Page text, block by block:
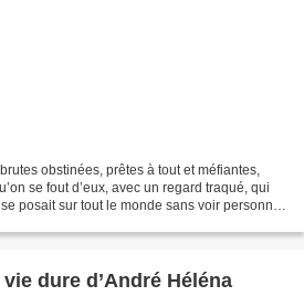
obstinées, prêtes à tout et méfiantes,
se fout d’eux, avec un regard traqué, qui
posait sur tout le monde sans voir personne.
dure d’André Héléna